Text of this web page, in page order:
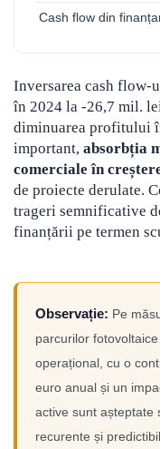
Cash flow din
Inversarea cash flow-
în 2024 la -26,7 mil.
diminuarea profitului
important, absorbția
comerciale în
de proiecte derulate.
trageri semnificative
finanțării pe termen
Observație: Pe
parcurilor
operațional, cu o
euro anual și un
active sunt așteptate
recurente și